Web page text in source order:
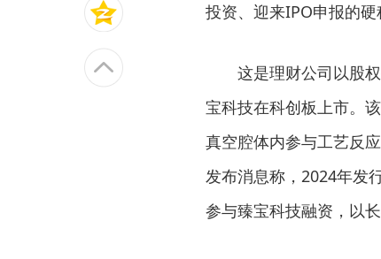
投资、迎来IPO申报的硬
这是理财公司以股权
宝科技在科创板上市。
真空腔体内参与工艺反
发布消息称，2024年发
参与臻宝科技融资，以